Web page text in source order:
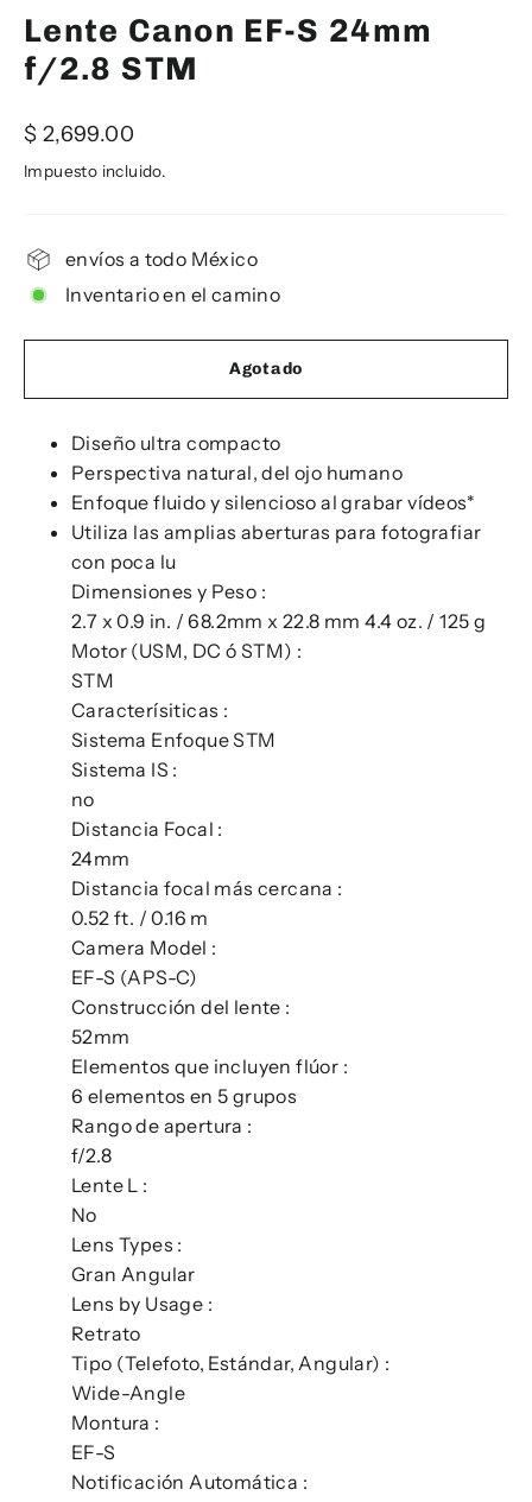
Lente Canon EF-S 24mm
f/2.8 STM
Precio
habitual
$ 2,699.00
Impuesto incluido.
envíos a todo México
Inventario en el camino
Agotado
Diseño ultra compacto
Perspectiva natural, del ojo humano
Enfoque fluido y silencioso al grabar vídeos*
Utiliza las amplias aberturas para fotografiar
con poca lu
Dimensiones y Peso :
2.7 x 0.9 in. / 68.2mm x 22.8 mm 4.4 oz. / 125 g
Motor (USM, DC ó STM) :
STM
Caracterísiticas :
Sistema Enfoque STM
Sistema IS :
no
Distancia Focal :
24mm
Distancia focal más cercana :
0.52 ft. / 0.16 m
Camera Model :
EF-S (APS-C)
Construcción del lente :
52mm
Elementos que incluyen flúor :
6 elementos en 5 grupos
Rango de apertura :
f/2.8
Lente L :
No
Lens Types :
Gran Angular
Lens by Usage :
Retrato
Tipo (Telefoto, Estándar, Angular) :
Wide-Angle
Montura :
EF-S
Notificación Automática :